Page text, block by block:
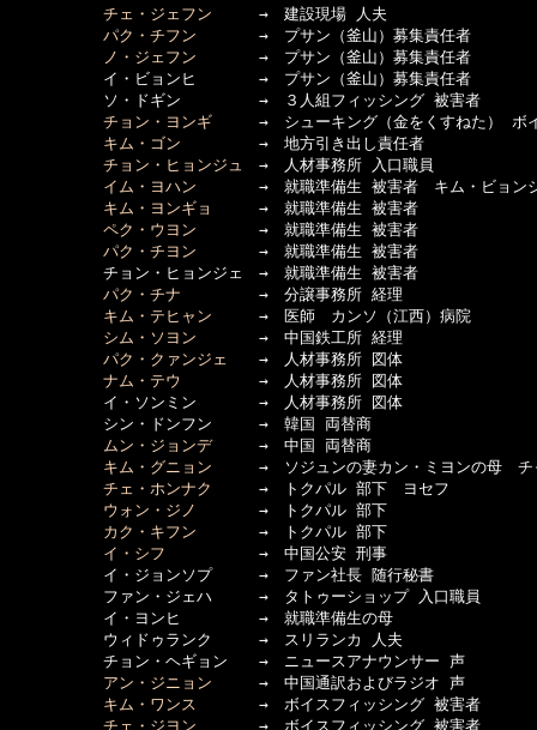
チェ・ジェフン →　建設現場 人夫
パク・チフン →　プサン（釜山）募集責任者
ノ・ジェフン →　プサン（釜山）募集責任者
イ・ビョンヒ　　　　→　プサン（釜山）募集責任者
ソ・ドギン　　　　　→　３人組フィッシング 被害者
チョン・ヨンギ →　シューキング（金をくすねた） ボイ
キム・ゴン →　地方引き出し責任者
チョン・ヒョンジュ
→　人材事務所 入口職員
イム・ヨハン →　就職準備生 被害者　キム・ビョン
キム・ヨンギョ
→　就職準備生 被害者
ペク・ウヨン →　就職準備生 被害者
パク・チヨン →　就職準備生 被害者
チョン・ヒョンジェ　→　就職準備生 被害者
パク・チナ →　分譲事務所 経理
キム・テヒャン →　医師　カンソ（江西）病院
シム・ソヨン →　中国鉄工所 経理
パク・クァンジェ →　人材事務所 図体
ナム・テウ
→　人材事務所 図体
イ・ソンミン　　　　→　人材事務所 図体
シン・ドンフン　　　→　韓国 両替商
ムン・ジョンデ →　中国 両替商
キム・グニョン →　ソジュンの妻カン・ミヨンの母　チ
チェ・ホンナク
→　トクパル 部下　ヨセフ
ウォン・ジノ
→　トクパル 部下
カク・キフン →　トクパル 部下
イ・シフ →　中国公安 刑事
イ・ジョンソプ　　　→　ファン社長 随行秘書
ファン・ジェハ　　　→　タトゥーショップ 入口職員
イ・ヨンヒ　　　　　→　就職準備生の母
ウィドゥランク　　　→　スリランカ 人夫
チョン・ヘギョン　　→　ニュースアナウンサー 声
アン・ジニョン →　中国通訳およびラジオ 声
キム・ワンス →　ボイスフィッシング 被害者
チェ・ジヨン →　ボイスフィッシング 被害者